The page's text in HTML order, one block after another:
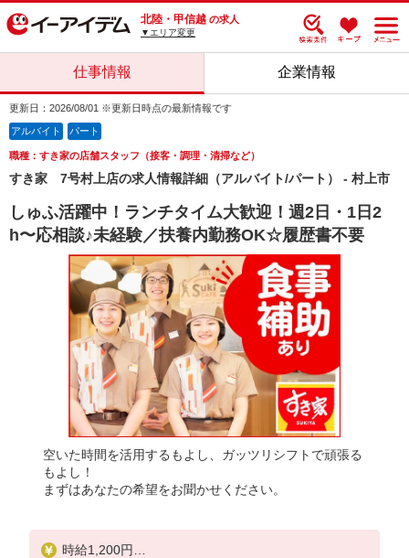
北陸・甲信越 の求人
▼エリア変更
仕事情報 企業情報
更新日：2026/08/01 ※更新日時点の最新情報です
アルバイト パート
職種：すき家の店舗スタッフ（接客・調理・清掃など）
すき家 7号村上店の求人情報詳細（アルバイト/パート） - 村上市
しゅふ活躍中！ランチタイム大歓迎！週2日・1日2
h〜応相談♪未経験／扶養内勤務OK☆履歴書不要
空いた時間を活用するもよし、ガッツリシフトで頑張る
もよし！
まずはあなたの希望をお聞かせください。
時給1,200円